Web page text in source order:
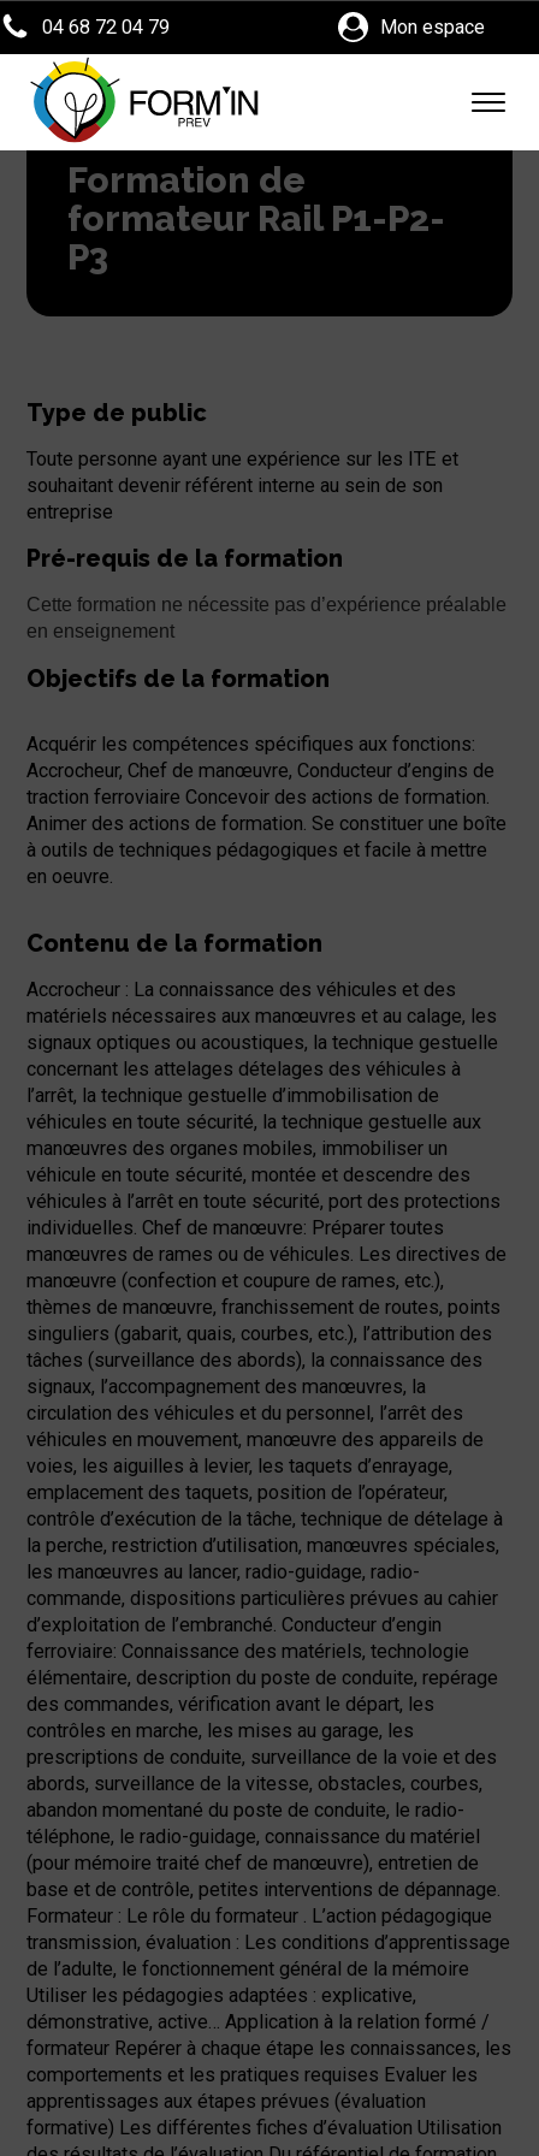
Formation de
formateur Rail P1-P2-
P3
Type de public
Toute personne ayant une expérience sur les ITE et
souhaitant devenir référent interne au sein de son
entreprise
Pré-requis de la formation
Cette formation ne nécessite pas d’expérience préalable
en enseignement
Objectifs de la formation
Acquérir les compétences spécifiques aux fonctions:
Accrocheur, Chef de manœuvre, Conducteur d’engins de
traction ferroviaire Concevoir des actions de formation.
Animer des actions de formation. Se constituer une boîte
à outils de techniques pédagogiques et facile à mettre
en oeuvre.
Contenu de la formation
Accrocheur : La connaissance des véhicules et des
matériels nécessaires aux manœuvres et au calage, les
signaux optiques ou acoustiques, la technique gestuelle
concernant les attelages dételages des véhicules à
l’arrêt, la technique gestuelle d’immobilisation de
véhicules en toute sécurité, la technique gestuelle aux
manœuvres des organes mobiles, immobiliser un
véhicule en toute sécurité, montée et descendre des
véhicules à l’arrêt en toute sécurité, port des protections
individuelles. Chef de manœuvre: Préparer toutes
manœuvres de rames ou de véhicules. Les directives de
manœuvre (confection et coupure de rames, etc.),
thèmes de manœuvre, franchissement de routes, points
singuliers (gabarit, quais, courbes, etc.), l’attribution des
tâches (surveillance des abords), la connaissance des
signaux, l’accompagnement des manœuvres, la
circulation des véhicules et du personnel, l’arrêt des
véhicules en mouvement, manœuvre des appareils de
voies, les aiguilles à levier, les taquets d’enrayage,
emplacement des taquets, position de l’opérateur,
contrôle d’exécution de la tâche, technique de dételage à
la perche, restriction d’utilisation, manœuvres spéciales,
les manœuvres au lancer, radio-guidage, radio-
commande, dispositions particulières prévues au cahier
d’exploitation de l’embranché. Conducteur d’engin
ferroviaire: Connaissance des matériels, technologie
élémentaire, description du poste de conduite, repérage
des commandes, vérification avant le départ, les
contrôles en marche, les mises au garage, les
prescriptions de conduite, surveillance de la voie et des
abords, surveillance de la vitesse, obstacles, courbes,
abandon momentané du poste de conduite, le radio-
téléphone, le radio-guidage, connaissance du matériel
(pour mémoire traité chef de manœuvre), entretien de
base et de contrôle, petites interventions de dépannage.
Formateur : Le rôle du formateur . L’action pédagogique
transmission, évaluation : Les conditions d’apprentissage
de l’adulte, le fonctionnement général de la mémoire
Utiliser les pédagogies adaptées : explicative,
démonstrative, active… Application à la relation formé /
formateur Repérer à chaque étape les connaissances, les
comportements et les pratiques requises Evaluer les
apprentissages aux étapes prévues (évaluation
formative) Les différentes fiches d’évaluation Utilisation
04 68 72 04 79 Mon espace